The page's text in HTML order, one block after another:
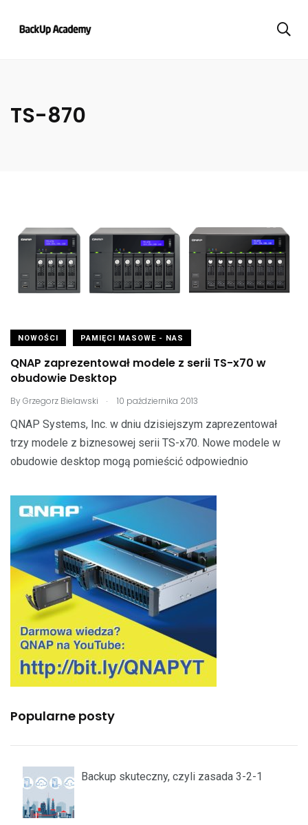
TS-870
NOWOŚCI PAMIĘCI MASOWE - NAS
QNAP zaprezentował modele z serii TS-x70 w
obudowie Desktop
ByGrzegorz Bielawski . 10 października 2013
QNAP Systems, Inc. w dniu dzisiejszym zaprezentował
trzy modele z biznesowej serii TS-x70. Nowe modele w
obudowie desktop mogą pomieścić odpowiednio
Popularne posty
Backup skuteczny, czyli zasada 3-2-1